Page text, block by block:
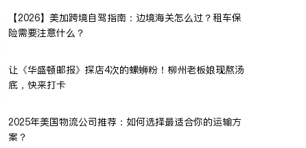
【2026】美加跨境自驾指南：边境海关怎么过？租车保
险需要注意什么？
让《华盛顿邮报》探店4次的螺蛳粉！柳州老板娘现熬汤
底，快来打卡
2025年美国物流公司推荐：如何选择最适合你的运输方
案？